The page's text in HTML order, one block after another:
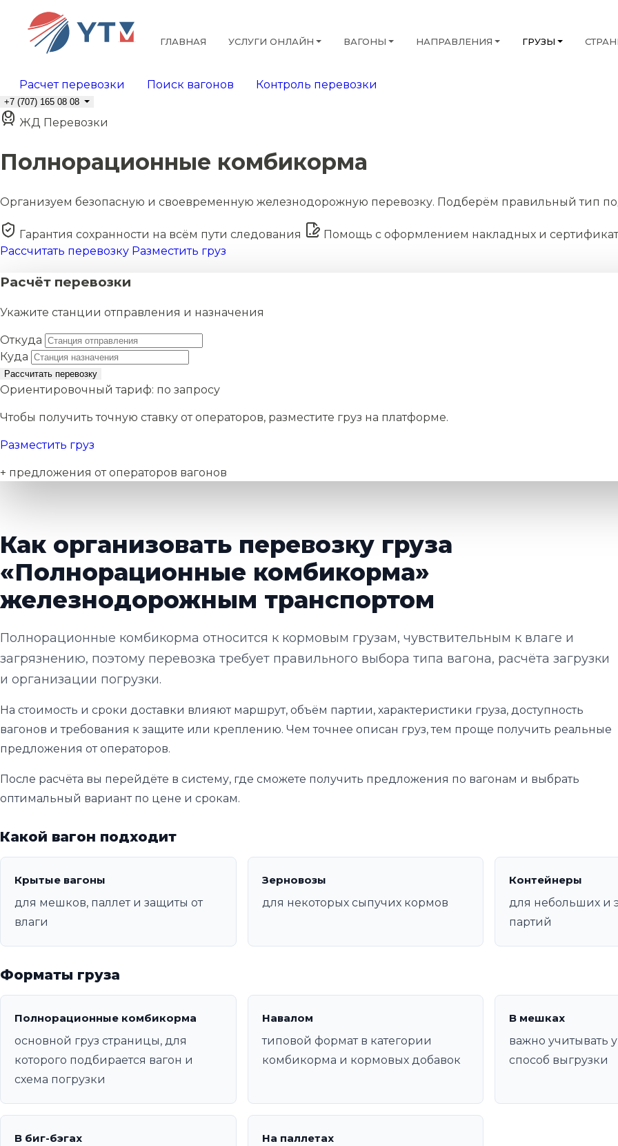
ГЛАВНАЯ УСЛУГИ ОНЛАЙН ВАГОНЫ НАПРАВЛЕНИЯ ГРУЗЫ
Расчет перевозки Поиск вагонов Контроль перевозки
+7 (707) 165 08 08
ЖД Перевозки
Полнорационные комбикорма
Организуем безопасную и своевременную железнодорожную перевозку. Подберём правильный тип
Гарантия сохранности на всём пути следования Помощь с оформлением накладных и
Рассчитать перевозку Разместить груз
Расчёт перевозки
Укажите станции отправления и назначения
Откуда
Куда
Рассчитать перевозку
Ориентировочный тариф: по запросу
Чтобы получить точную ставку от операторов, разместите груз на платформе.
Разместить груз
+ предложения от операторов вагонов
Как организовать перевозку груза
«Полнорационные комбикорма»
железнодорожным транспортом
Полнорационные комбикорма относится к кормовым грузам, чувствительным к влаге и
загрязнению, поэтому перевозка требует правильного выбора типа вагона, расчёта загрузки
и организации погрузки.
На стоимость и сроки доставки влияют маршрут, объём партии, характеристики груза, доступность
вагонов и требования к защите или креплению. Чем точнее описан груз, тем проще получить реальные
предложения от операторов.
После расчёта вы перейдёте в систему, где сможете получить предложения по вагонам и выбрать
оптимальный вариант по цене и срокам.
Какой вагон подходит
Крытые вагоны
для мешков, паллет и защиты от
влаги
Зерновозы
для некоторых сыпучих кормов
Контейнеры
для небольших и
партий
Форматы груза
Полнорационные комбикорма
основной груз страницы, для
которого подбирается вагон и
схема погрузки
Навалом
типовой формат в категории
комбикорма и кормовых добавок
В мешках
важно учитывать
способ выгрузки
В биг-бэгах
На паллетах